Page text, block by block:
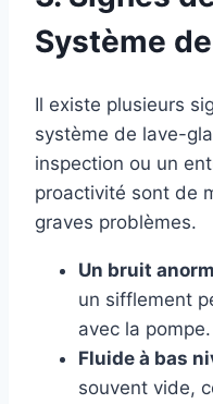
Système
Il existe plusieurs
système de lave-
inspection ou un
proactivité sont de
graves problèmes.
Un bruit
un sifflement
avec la pompe.
Fluide à bas
souvent vide,